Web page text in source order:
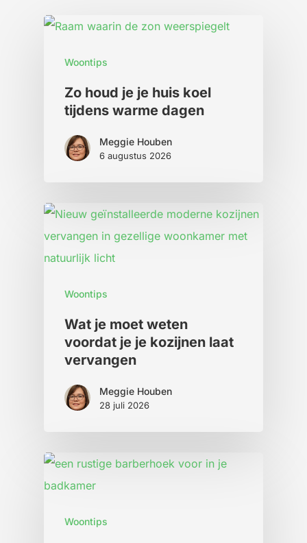
Woontips
Zo houd je je huis koel
tijdens warme dagen
Meggie Houben
6 augustus 2026
Woontips
Wat je moet weten
voordat je je kozijnen laat
vervangen
Meggie Houben
28 juli 2026
Woontips